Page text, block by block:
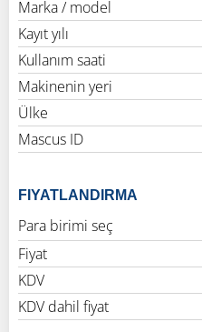
Marka / model
Kayıt yılı
Kullanım saati
Makinenin yeri
Ülke
Mascus ID
FIYATLANDIRMA
Para birimi seç
Fiyat
KDV
KDV dahil fiyat